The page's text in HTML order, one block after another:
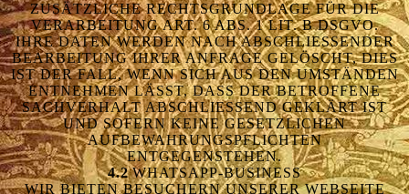
SÄTZLICHE RECHTSGRUNDLAGE FÜR DIE VE
RARBEITUNG ART. 6 ABS. 1 LIT. B DSGVO. IH
RE DATEN WERDEN NACH ABSCHLIESSENDER BEA
RBEITUNG IHRER ANFRAGE GELÖSCHT, DIES IST
DER FALL, WENN SICH AUS DEN UMSTÄNDEN ENT
NEHMEN LÄSST, DASS DER BETROFFENE SAC
HVERHALT ABSCHLIESSEND GEKLÄRT IST UND
SOFERN KEINE GESETZLICHEN AUFB
EWAHRUNGSPFLICHTEN ENTG
EGENSTEHEN.
4.2WHATSAPP-BUSINESS
WIR BIETEN BESUCHERN UNSERER WEBSEITE